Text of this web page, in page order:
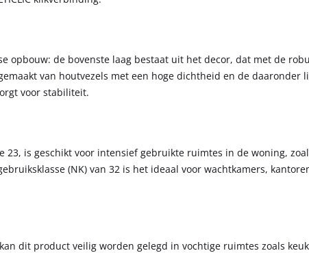
opbouw: de bovenste laag bestaat uit het decor, dat met de
van houtvezels met een hoge dichtheid en de daaronder
voor stabiliteit.
23, is geschikt voor intensief gebruikte ruimtes in de woning,
(NK) van 32 is het ideaal voor wachtkamers,
dit product veilig worden gelegd in vochtige ruimtes zoals